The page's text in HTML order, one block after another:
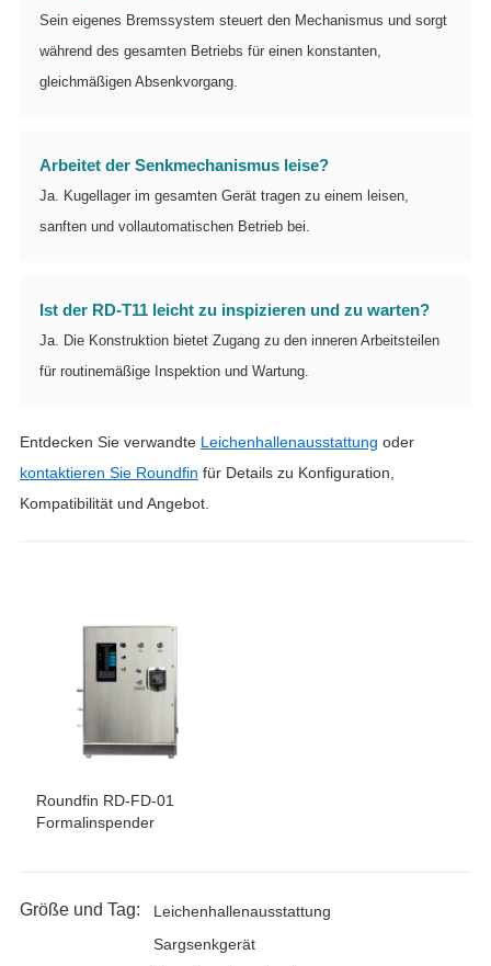
Sein eigenes Bremssystem steuert den Mechanismus und sorgt
während des gesamten Betriebs für einen konstanten,
gleichmäßigen Absenkvorgang.
Arbeitet der Senkmechanismus leise?
Ja. Kugellager im gesamten Gerät tragen zu einem leisen,
sanften und vollautomatischen Betrieb bei.
Ist der RD-T11 leicht zu inspizieren und zu warten?
Ja. Die Konstruktion bietet Zugang zu den inneren Arbeitsteilen
für routinemäßige Inspektion und Wartung.
Entdecken Sie verwandte Leichenhallenausstattung oder
kontaktieren Sie Roundfin für Details zu Konfiguration,
Kompatibilität und Angebot.
Roundfin RD-FD-01
Formalinspender
Größe und Tag:
Leichenhallenausstattung
Sargsenkgerät